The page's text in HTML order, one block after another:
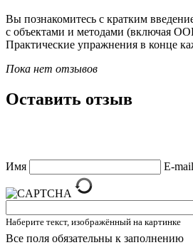
Вы познакомитесь с кратким
с объектами и методами (включая
Практические упражнения в конце
Пока нет отзывов
Оставить отзыв
Имя E-mail
Наберите текст, изображённый на картинке
Все поля обязательны к заполнению